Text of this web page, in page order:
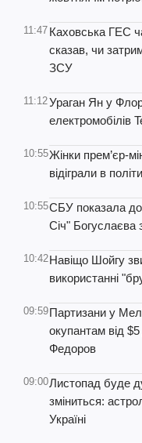
11:47 Каховська ГЕС
сказав, чи
ЗСУ
11:12Ураган Ян у
електромобілів
10:55Жінки прем’єр-
відіграли в
10:55СБУ показала
Січ" Богуслаєва
10:42Навіщо Шойгу
використанні
09:59Партизани у
окупантам від
Федоров
09:00Листопад буде
зміниться:
Україні